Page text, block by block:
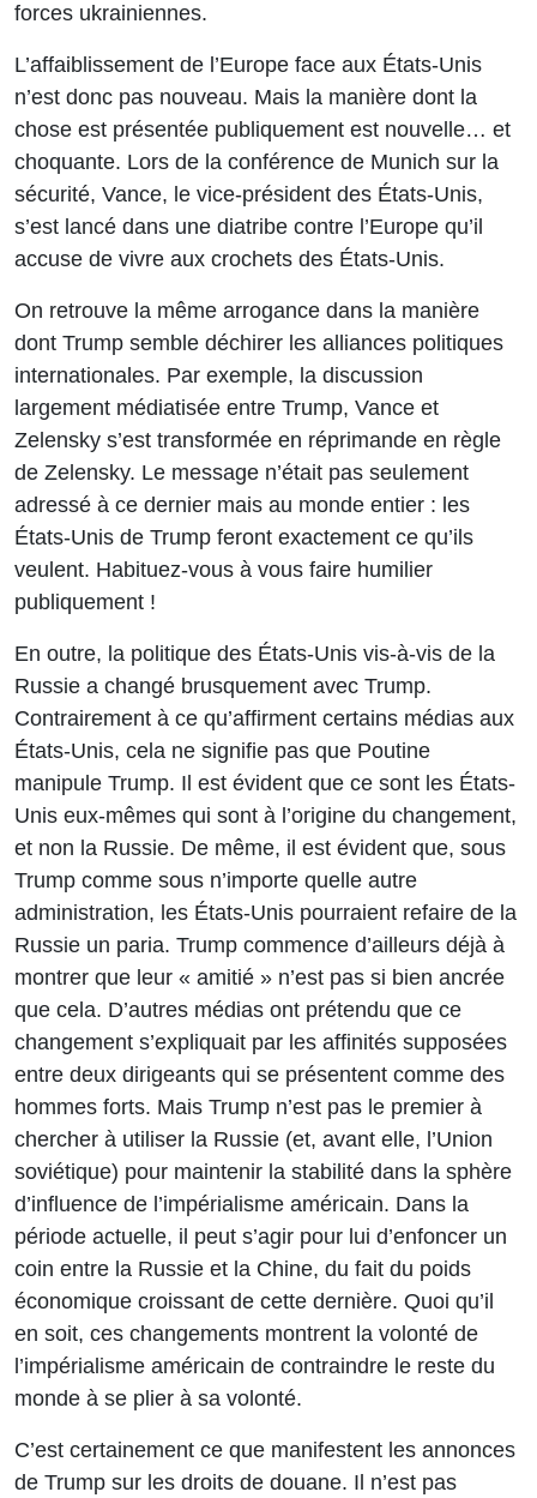
forces ukrainiennes.
L’affaiblissement de l’Europe face aux États-Unis
n’est donc pas nouveau. Mais la manière dont la
chose est présentée publiquement est nouvelle… et
choquante. Lors de la conférence de Munich sur la
sécurité, Vance, le vice-président des États-Unis,
s’est lancé dans une diatribe contre l’Europe qu’il
accuse de vivre aux crochets des États-Unis.
On retrouve la même arrogance dans la manière
dont Trump semble déchirer les alliances politiques
internationales. Par exemple, la discussion
largement médiatisée entre Trump, Vance et
Zelensky s’est transformée en réprimande en règle
de Zelensky. Le message n’était pas seulement
adressé à ce dernier mais au monde entier : les
États-Unis de Trump feront exactement ce qu’ils
veulent. Habituez-vous à vous faire humilier
publiquement !
En outre, la politique des États-Unis vis-à-vis de la
Russie a changé brusquement avec Trump.
Contrairement à ce qu’affirment certains médias aux
États-Unis, cela ne signifie pas que Poutine
manipule Trump. Il est évident que ce sont les États-
Unis eux-mêmes qui sont à l’origine du changement,
et non la Russie. De même, il est évident que, sous
Trump comme sous n’importe quelle autre
administration, les États-Unis pourraient refaire de la
Russie un paria. Trump commence d’ailleurs déjà à
montrer que leur « amitié » n’est pas si bien ancrée
que cela. D’autres médias ont prétendu que ce
changement s’expliquait par les affinités supposées
entre deux dirigeants qui se présentent comme des
hommes forts. Mais Trump n’est pas le premier à
chercher à utiliser la Russie (et, avant elle, l’Union
soviétique) pour maintenir la stabilité dans la sphère
d’influence de l’impérialisme américain. Dans la
période actuelle, il peut s’agir pour lui d’enfoncer un
coin entre la Russie et la Chine, du fait du poids
économique croissant de cette dernière. Quoi qu’il
en soit, ces changements montrent la volonté de
l’impérialisme américain de contraindre le reste du
monde à se plier à sa volonté.
C’est certainement ce que manifestent les annonces
de Trump sur les droits de douane. Il n’est pas